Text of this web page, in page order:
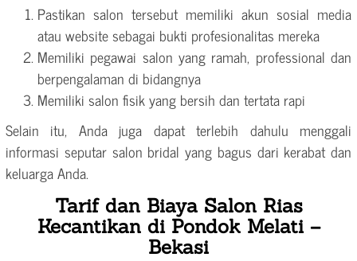
Pastikan salon tersebut memiliki akun sosial media
atau website sebagai bukti profesionalitas mereka
Memiliki pegawai salon yang ramah, professional dan
berpengalaman di bidangnya
Memiliki salon fisik yang bersih dan tertata rapi
Selain itu, Anda juga dapat terlebih dahulu menggali
informasi seputar salon bridal yang bagus dari kerabat dan
keluarga Anda.
Tarif dan Biaya Salon Rias
Kecantikan di Pondok Melati –
Bekasi